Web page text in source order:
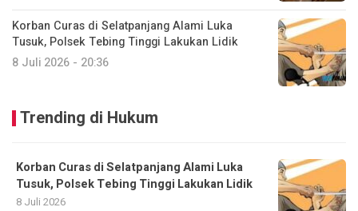
Korban Curas di Selatpanjang Alami Luka
Tusuk, Polsek Tebing Tinggi Lakukan Lidik
8 Juli 2026 - 20:36
Trending di Hukum
Korban Curas di Selatpanjang Alami Luka
Tusuk, Polsek Tebing Tinggi Lakukan Lidik
8 Juli 2026